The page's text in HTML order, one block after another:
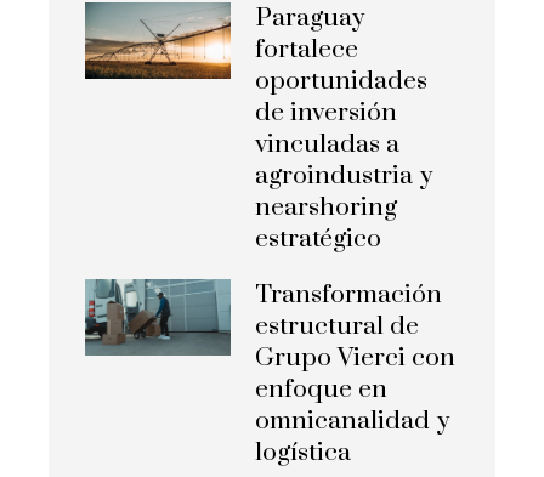
Paraguay
fortalece
oportunidades
de inversión
vinculadas a
agroindustria y
nearshoring
estratégico
Transformación
estructural de
Grupo Vierci con
enfoque en
omnicanalidad y
logística